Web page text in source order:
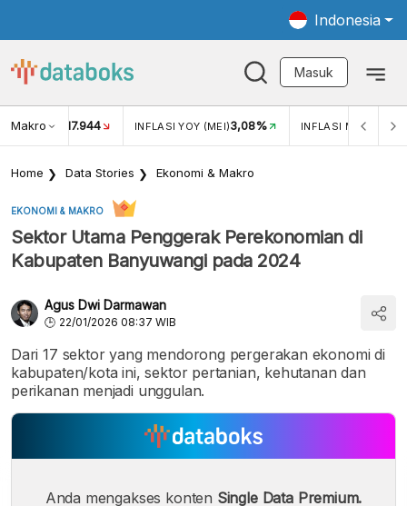
Indonesia
Masuk
Makro
USD/IDR 17.944 INFLASI YOY (MEI)3,08% INFLASI MOM (MEI)
Home Data Stories Ekonomi & Makro
EKONOMI & MAKRO
Sektor Utama Penggerak Perekonomian di
Kabupaten Banyuwangi pada 2024
Agus Dwi Darmawan
22/01/2026 08:37 WIB
Dari 17 sektor yang mendorong pergerakan ekonomi di
kabupaten/kota ini, sektor pertanian, kehutanan dan
perikanan menjadi unggulan.
Anda mengakses konten Single Data Premium.